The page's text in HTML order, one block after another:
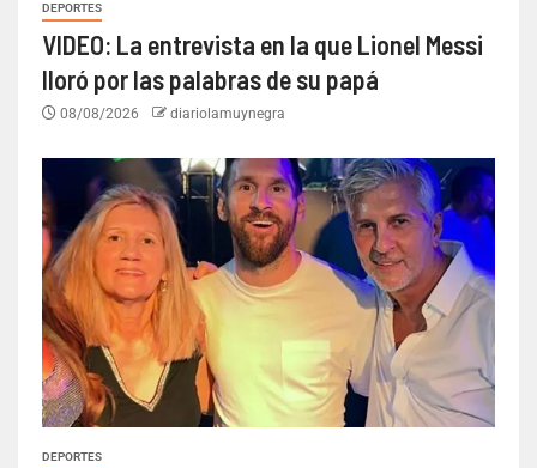
DEPORTES
VIDEO: La entrevista en la que Lionel Messi
lloró por las palabras de su papá
08/08/2026 diariolamuynegra
DEPORTES